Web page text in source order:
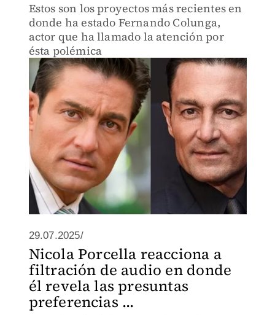
Estos son los proyectos más recientes en
donde ha estado Fernando Colunga,
actor que ha llamado la atención por
ésta polémica
29.07.2025/
Nicola Porcella reacciona a
filtración de audio en donde
él revela las presuntas
preferencias ...